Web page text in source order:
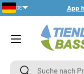
DIREKT ZUM INHALT
App
SucheSuche
DE